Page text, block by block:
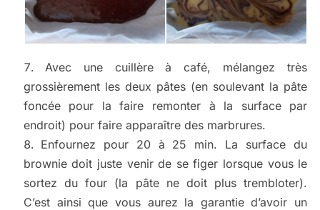
Avec une cuillère à café, mélangez très
grossièrement les deux pâtes (en soulevant la pâte
foncée pour la faire remonter à la surface par
endroit) pour faire apparaître des marbrures.
Enfournez pour 20 à 25 min. La surface du
brownie doit juste venir de se figer lorsque vous le
sortez du four (la pâte ne doit plus trembloter).
C’est ainsi que vous aurez la garantie d’avoir un